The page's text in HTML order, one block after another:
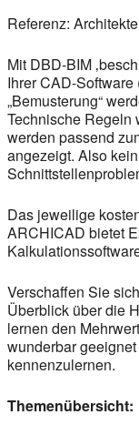
Referenz:
Mit DBD-BIM
Ihrer CAD-
„Bemusterung“
Technische Regeln
werden passend
angezeigt. Also
Das jeweilige
ARCHICAD bietet
Verschaffen Sie
Überblick über die
lernen den
wunderbar
kennenzulernen.
Themenübersicht: